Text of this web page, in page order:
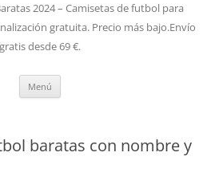
2024 – Camisetas de futbol para
gratuita. Precio más bajo.Envío
gratis desde 69 €.
Menú
baratas con nombre y